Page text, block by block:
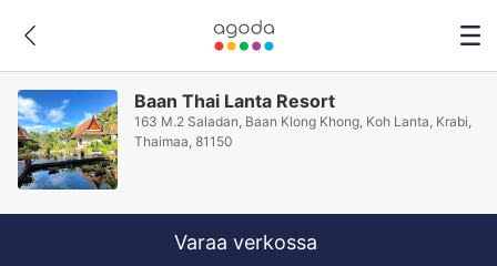
Baan Thai Lanta Resort
163 M.2 Saladan, Baan Klong Khong, Koh Lanta, Krabi,
Thaimaa, 81150
Varaa verkossa